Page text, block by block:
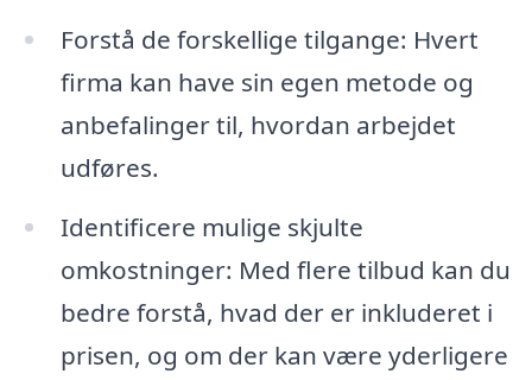
Forstå de forskellige tilgange: Hvert
firma kan have sin egen metode og
anbefalinger til, hvordan arbejdet
udføres.
Identificere mulige skjulte
omkostninger: Med flere tilbud kan du
bedre forstå, hvad der er inkluderet i
prisen, og om der kan være yderligere